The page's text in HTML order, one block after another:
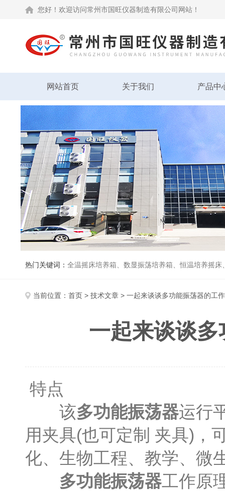
您好！欢迎访问常州市国旺仪器制造有限公司网站！
网站首页 关于我们 产品中
热门关键词： 全温摇床培养箱、数显振荡培养箱、恒温培养摇
当前位置： 首页 > 技术文章 > 一起来谈谈多功能振荡器的工
一起来谈谈
特点
该多功能振荡器运行
用夹具(也可定制 夹具)，
化、生物工程、教学、微
多功能振荡器工作原